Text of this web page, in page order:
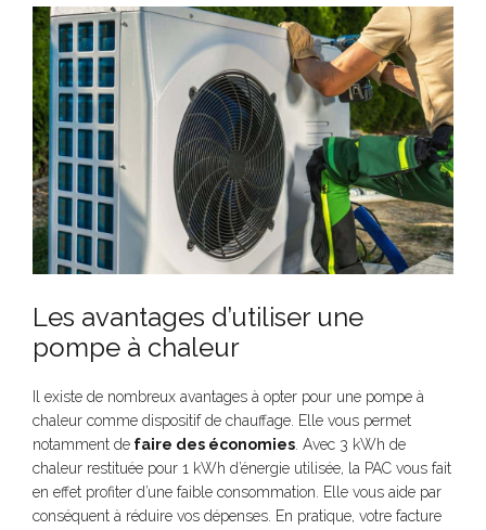
Les avantages d’utiliser une
pompe à chaleur
Il existe de nombreux avantages à opter pour une pompe à
chaleur comme dispositif de chauffage. Elle vous permet
notamment de faire des économies. Avec 3 kWh de
chaleur restituée pour 1 kWh d’énergie utilisée, la PAC vous fait
en effet profiter d’une faible consommation. Elle vous aide par
conséquent à réduire vos dépenses. En pratique, votre facture